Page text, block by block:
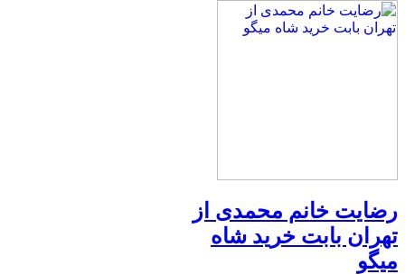
رضایت خانم محمدی از
تهران بابت خرید شاه
میگو